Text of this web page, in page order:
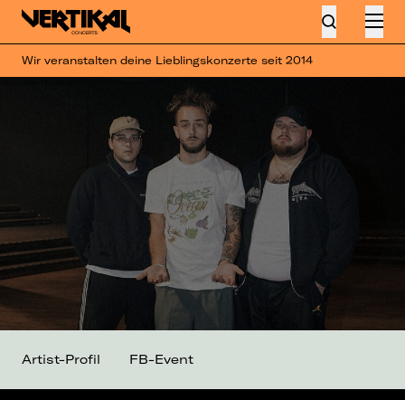
Wir veranstalten deine Lieblingskonzerte seit 2014
Artist-Profil FB-Event